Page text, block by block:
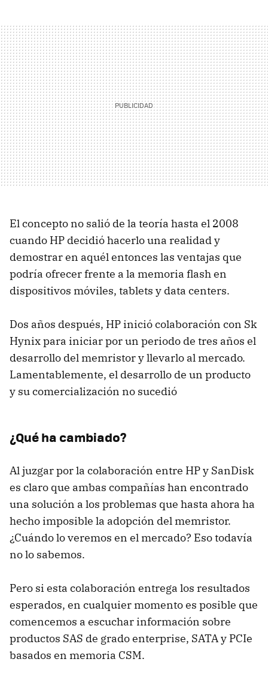
El concepto no salió de la teoría hasta el 2008
cuando HP decidió hacerlo una realidad y
demostrar en aquél entonces las ventajas que
podría ofrecer frente a la memoria flash en
dispositivos móviles, tablets y data centers.
Dos años después, HP inició colaboración con Sk
Hynix para iniciar por un periodo de tres años el
desarrollo del memristor y llevarlo al mercado.
Lamentablemente, el desarrollo de un producto
y su comercialización no sucedió
¿Qué ha cambiado?
Al juzgar por la colaboración entre HP y SanDisk
es claro que ambas compañías han encontrado
una solución a los problemas que hasta ahora ha
hecho imposible la adopción del memristor.
¿Cuándo lo veremos en el mercado? Eso todavía
no lo sabemos.
Pero si esta colaboración entrega los resultados
esperados, en cualquier momento es posible que
comencemos a escuchar información sobre
productos SAS de grado enterprise, SATA y PCIe
basados en memoria CSM.